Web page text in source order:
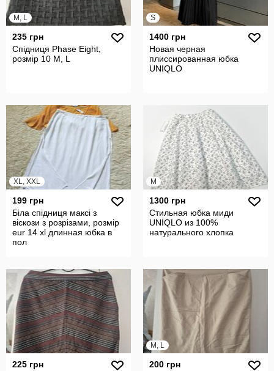
M, L
235 грн
Спідниця Phase Eight,
розмір 10 М, L
S
1400 грн
Новая черная
плиссированная юбка
UNIQLO
XL, XXL
199 грн
Біла спідниця максі з
віскози з розрізами, розмір
eur 14 xl длинная юбка в
пол
M
1300 грн
Стильная юбка миди
UNIQLO из 100%
натурального хлопка
225 грн
M, L
200 грн